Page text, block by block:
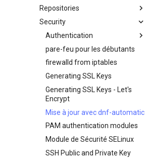
Hurricane Electric IPv6 Tunnel
LibreNMS monitoring server
OpenBGPD BGP Router
Performance tuning
Optimisation de la
performance du réseau
IRQs and kernel packet drops
Contrôleur Ubiquiti UniFi OS
DNF package manager
Création de paquets et
dépannage
Package Debranding
Packaging And Developer
Guide
Package Signing & Testing
HAProxy-Apache-LXD
i2pd — Réseau Anonyme
Tor Relay
Repositories
Fetch and Distribute RPM
Repository with Pulp
Security
Authentication
Authentification avec Active
Directory
Active Directory
Authentication avec Samba
pare-feu pour les débutants
firewalld from iptables
Generating SSL Keys
Generating SSL Keys - Let's
Encrypt
Mise à jour avec dnf-automatic
PAM authentication modules
Module de Sécurité SELinux
SSH Public and Private Key